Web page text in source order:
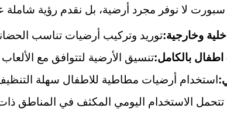
لا نوفر مجرد أرضية، بل نقدم رؤية
وخارجية:توريد وتركيب أرضيات تناسب
بالكامل:تنسيق الأرضية لتتوافق مع
استخدام أرضيات مطاطية للاطفال سهلة التنظيف
الاستخدام اليومي المكثف في المناطق ذات